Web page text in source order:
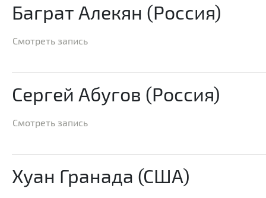
Баграт Алекян (Россия)
Смотреть запись
Сергей Абугов (Россия)
Смотреть запись
Хуан Гранада (США)